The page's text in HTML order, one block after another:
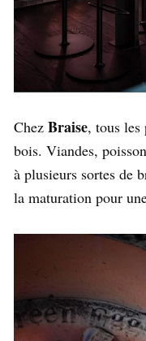
Chez Braise, tous les
bois. Viandes,
à plusieurs sortes de
la maturation pour